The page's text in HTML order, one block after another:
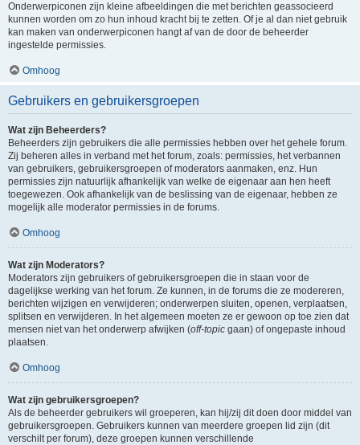
Onderwerpiconen zijn kleine afbeeldingen die met berichten geassocieerd
kunnen worden om zo hun inhoud kracht bij te zetten. Of je al dan niet gebruik
kan maken van onderwerpiconen hangt af van de door de beheerder
ingestelde permissies.
Omhoog
Gebruikers en gebruikersgroepen
Wat zijn Beheerders?
Beheerders zijn gebruikers die alle permissies hebben over het gehele forum.
Zij beheren alles in verband met het forum, zoals: permissies, het verbannen
van gebruikers, gebruikersgroepen of moderators aanmaken, enz. Hun
permissies zijn natuurlijk afhankelijk van welke de eigenaar aan hen heeft
toegewezen. Ook afhankelijk van de beslissing van de eigenaar, hebben ze
mogelijk alle moderator permissies in de forums.
Omhoog
Wat zijn Moderators?
Moderators zijn gebruikers of gebruikersgroepen die in staan voor de
dagelijkse werking van het forum. Ze kunnen, in de forums die ze modereren,
berichten wijzigen en verwijderen; onderwerpen sluiten, openen, verplaatsen,
splitsen en verwijderen. In het algemeen moeten ze er gewoon op toe zien dat
mensen niet van het onderwerp afwijken (off-topic gaan) of ongepaste inhoud
plaatsen.
Omhoog
Wat zijn gebruikersgroepen?
Als de beheerder gebruikers wil groeperen, kan hij/zij dit doen door middel van
gebruikersgroepen. Gebruikers kunnen van meerdere groepen lid zijn (dit
verschilt per forum), deze groepen kunnen verschillende